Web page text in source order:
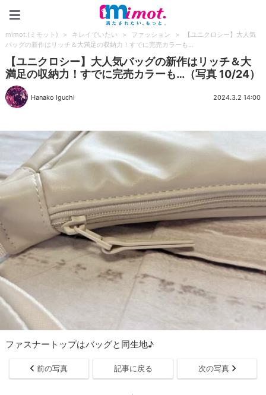
mimot.(ミモット) > キレイでいたい > ファッション >
【ユニクロシー】大人気
バッグの新作はリッチ＆大満足の収納力！すでに完売カラーも…
【ユニクロシー】大人気バッグの新作はリッチ＆大
満足の収納力！すでに完売カラーも…（写真 10/24）
Hanako Iguchi 2024.3.2 14:00
ファスナートップはバッグと同生地♪
前の写真 記事に戻る 次の写真